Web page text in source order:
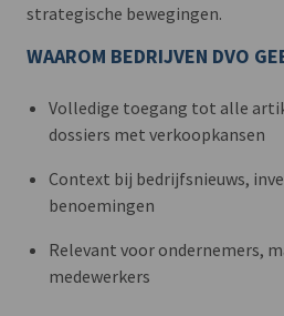
strategische bewegingen.
WAAROM BEDRIJVEN DVO
Volledige toegang tot alle
dossiers met verkoopkansen
Context bij bedrijfsnieuws,
benoemingen
Relevant voor ondernemers,
medewerkers